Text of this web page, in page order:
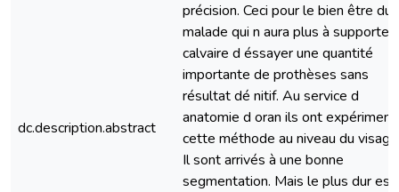
dc.description.abstract
précision. Ceci pour le bien être du
malade qui n aura plus à supporter
calvaire d éssayer une quantité
importante de prothèses sans
résultat dé nitif. Au service d
anatomie d oran ils ont
cette méthode au niveau du
Il sont arrivés à une bonne
segmentation. Mais le plus dur est